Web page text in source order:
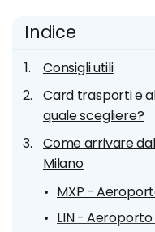
Indice
Consigli utili
Card trasporti e
quale scegliere?
Come arrivare
Milano
MXP -
LIN -